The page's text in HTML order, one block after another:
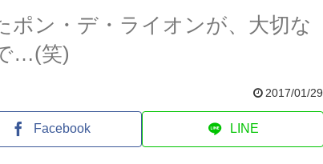
ポン・デ・ライオンが、大切な
…(笑)
2017/01/29
Facebook LINE